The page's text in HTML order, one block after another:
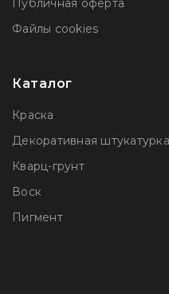
Публичная оферта
Файлы сookies
Каталог
Краска
Декоративная штукатурка
Кварц-грунт
Воск
Пигмент